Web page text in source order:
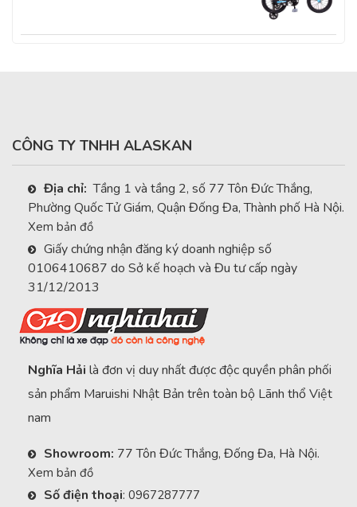
CÔNG TY TNHH ALASKAN
Địa chỉ: Tầng 1 và tầng 2, số 77 Tôn Đức Thắng,
Phường Quốc Tử Giám, Quận Đống Đa, Thành phố Hà Nội.
Xem bản đồ
Giấy chứng nhận đăng ký doanh nghiệp số
0106410687 do Sở kế hoạch và Đu tư cấp ngày
31/12/2013
Nghĩa Hải là đơn vị duy nhất được độc quyền phân phối
sản phẩm Maruishi Nhật Bản trên toàn bộ Lãnh thổ Việt
nam
Showroom: 77 Tôn Đức Thắng, Đống Đa, Hà Nội.
Xem bản đồ
Số điện thoại: 0967287777